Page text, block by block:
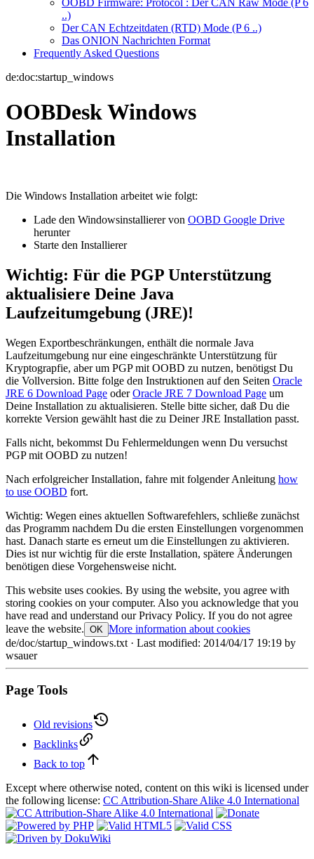
OOBD Firmware: Protocol : Der CAN Raw Mode (P 6
..)
Der CAN Echtzeitdaten (RTD) Mode (P 6 ..)
Das ONION Nachrichten Format
Frequently Asked Questions
de:doc:startup_windows
OOBDesk Windows
Installation
Die Windows Installation arbeitet wie folgt:
Lade den Windowsinstallierer von OOBD Google Drive
herunter
Starte den Installierer
Wichtig: Für die PGP Unterstützung
aktualisiere Deine Java
Laufzeitumgebung (JRE)!
Wegen Exportbeschränkungen, enthält die normale Java
Laufzeitumgebung nur eine eingeschränkte Unterstützung für
Kryptograpfie, aber um PGP mit OOBD zu nutzen, benötigst Du
die Vollversion. Bitte folge den Instruktionen auf den Seiten Oracle
JRE 6 Download Page oderOracle JRE 7 Download Page um
Deine Installation zu aktualisieren. Stelle bitte sicher, daß Du die
korrekte Version gewählt hast die zu Deiner JRE Installation passt.
Falls nicht, bekommst Du Fehlermeldungen wenn Du versuchst
PGP mit OOBD zu nutzen!
Nach erfolgreicher Installation, fahre mit folgender Anleitung how
to use OOBD fort.
Wichtig: Wegen eines aktuellen Softwarefehlers, schließe zunächst
das Programm nachdem Du die ersten Einstellungen vorgenommen
hast. Danach starte es erneut um die Einstellungen zu aktivieren.
Dies ist nur wichtig für die erste Installation, spätere Änderungen
benötigen diese Vorgehensweise nicht.
This website uses cookies. By using the website, you agree with
storing cookies on your computer. Also you acknowledge that you
have read and understand our Privacy Policy. If you do not agree
leave the website. OK More information about cookies
de/doc/startup_windows.txt · Last modified: 2014/04/17 19:19 by
wsauer
Page Tools
Old revisions
Backlinks
Back to top
Except where otherwise noted, content on this wiki is licensed under
the following license: CC Attribution-Share Alike 4.0 International